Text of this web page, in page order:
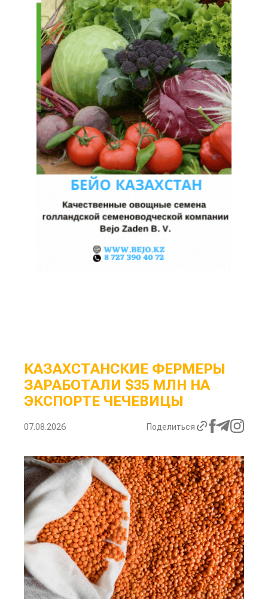
КАЗАХСТАНСКИЕ ФЕРМЕРЫ
ЗАРАБОТАЛИ $35 МЛН НА
ЭКСПОРТЕ ЧЕЧЕВИЦЫ
07.08.2026 Поделиться